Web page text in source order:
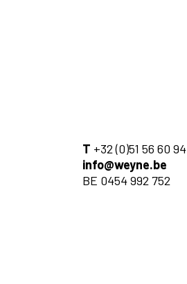
T +32 (0)51 56 60 94
info@weyne.be
BE 0454 992 752